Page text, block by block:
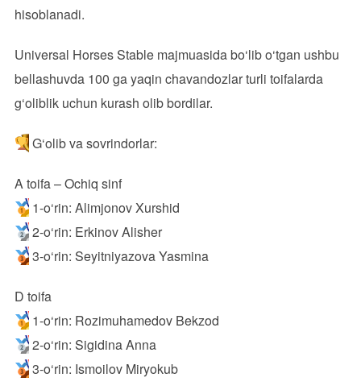
hisoblanadi.
Universal Horses Stable majmuasida bo‘lib o‘tgan ushbu
bellashuvda 100 ga yaqin chavandozlar turli toifalarda
g‘oliblik uchun kurash olib bordilar.
G‘olib va sovrindorlar:
A toifa – Ochiq sinf
1-o‘rin: Alimjonov Xurshid
2-o‘rin: Erkinov Alisher
3-o‘rin: Seyitniyazova Yasmina
D toifa
1-o‘rin: Rozimuhamedov Bekzod
2-o‘rin: Sigidina Anna
3-o‘rin: Ismoilov Miryokub